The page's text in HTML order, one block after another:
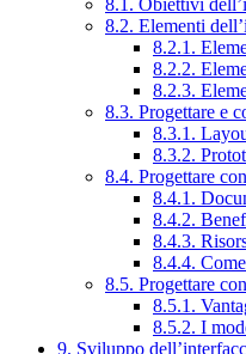
8.2. Elementi
8.2.1.
8.2.2.
8.2.3.
8.3. Progettare e
8.3.1.
8.3.2.
8.4. Progettare
8.4.1.
8.4.2.
8.4.3.
8.4.4.
8.5. Progettare
8.5.1.
8.5.2. I
9. Sviluppo